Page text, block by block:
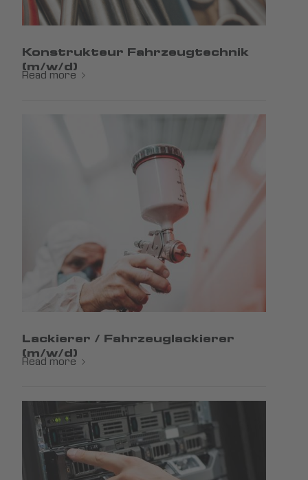
Konstrukteur Fahrzeugtechnik
(m/w/d)
Read more
Lackierer / Fahrzeuglackierer
(m/w/d)
Read more